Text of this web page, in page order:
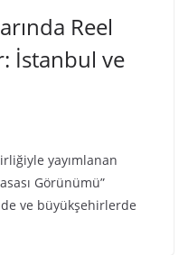
Reel
İstanbul ve
yayımlanan
Görünümü”
ve büyükşehirlerde